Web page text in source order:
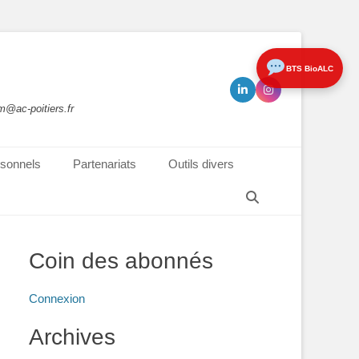
poitiers.fr
Partenariats
Outils divers
Coin des abonnés
Connexion
Archives
BTS BioALC